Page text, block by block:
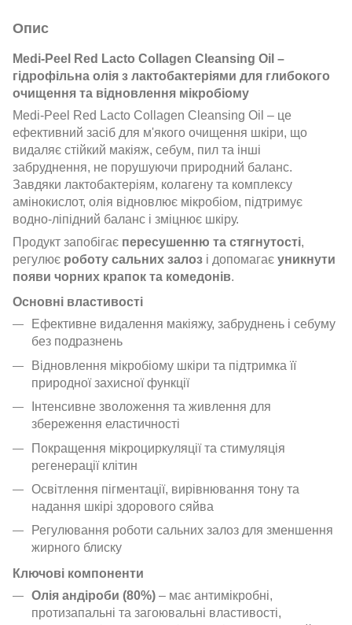
Опис
Medi-Peel Red Lacto Collagen Cleansing Oil –
гідрофільна олія з лактобактеріями для глибокого
очищення та відновлення мікробіому
Medi-Peel Red Lacto Collagen Cleansing Oil – це
ефективний засіб для м'якого очищення шкіри, що
видаляє стійкий макіяж, себум, пил та інші
забруднення, не порушуючи природний баланс.
Завдяки лактобактеріям, колагену та комплексу
амінокислот, олія відновлює мікробіом, підтримує
водно-ліпідний баланс і зміцнює шкіру.
Продукт запобігає пересушенню та стягнутості,
регулює роботу сальних залоз і допомагає уникнути
появи чорних крапок та комедонів.
Основні властивості
Ефективне видалення макіяжу, забруднень і себуму
без подразнень
Відновлення мікробіому шкіри та підтримка її
природної захисної функції
Інтенсивне зволоження та живлення для
збереження еластичності
Покращення мікроциркуляції та стимуляція
регенерації клітин
Освітлення пігментації, вирівнювання тону та
надання шкірі здорового сяйва
Регулювання роботи сальних залоз для зменшення
жирного блиску
Ключові компоненти
Олія андіроби (80%) – має антимікробні,
протизапальні та загоювальні властивості,